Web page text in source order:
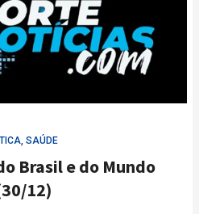
, SAÚDE
Brasil e do Mundo
12)